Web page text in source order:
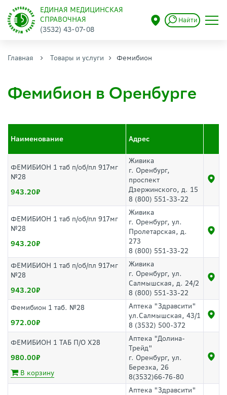
ЕДИНАЯ МЕДИЦИНСКАЯ
СПРАВОЧНАЯ
(3532) 43-07-08
Найти
Главная Товары и услуги Фемибион
Фемибион в Оренбурге
Наименование Адрес
ФЕМИБИОН 1 таб п/об/пл 917мг
№28
943.20
Живика
г. Оренбург,
проспект
Дзержинского, д. 15
8 (800) 551-33-22
ФЕМИБИОН 1 таб п/об/пл 917мг
№28
943.20
Живика
г. Оренбург, ул.
Пролетарская, д.
273
8 (800) 551-33-22
ФЕМИБИОН 1 таб п/об/пл 917мг
№28
943.20
Живика
г. Оренбург, ул.
Салмышская, д. 24/2
8 (800) 551-33-22
Фемибион 1 таб. №28
972.00
Аптека "Здравсити"
ул.Салмышская, 43/1
8 (3532) 500-372
ФЕМИБИОН 1 ТАБ П/О Х28
980.00
В корзину
Аптека "Долина-
Трейд"
г. Оренбург, ул.
Березка, 26
8(3532)66-76-80
Аптека "Здравсити"